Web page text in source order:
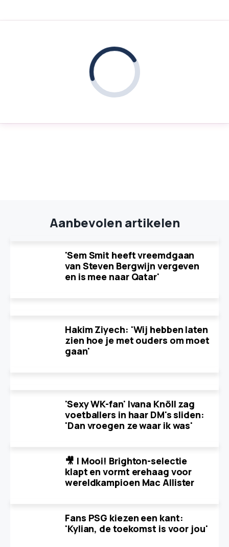
Aanbevolen artikelen
'Sem Smit heeft vreemdgaan
van Steven Bergwijn vergeven
en is mee naar Qatar'
Hakim Ziyech: 'Wij hebben laten
zien hoe je met ouders om moet
gaan'
'Sexy WK-fan' Ivana Knöll zag
voetballers in haar DM's sliden:
'Dan vroegen ze waar ik was'
🎥 | Mooi! Brighton-selectie
klapt en vormt erehaag voor
wereldkampioen Mac Allister
Fans PSG kiezen een kant:
'Kylian, de toekomst is voor jou'